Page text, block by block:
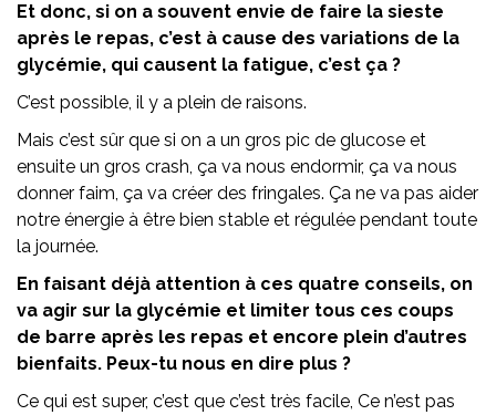
Et donc, si on a souvent envie de faire la sieste
après le repas, c’est à cause des variations de la
glycémie, qui causent la fatigue, c’est ça ?
C’est possible, il y a plein de raisons.
Mais c’est sûr que si on a un gros pic de glucose et
ensuite un gros crash, ça va nous endormir, ça va nous
donner faim, ça va créer des fringales. Ça ne va pas aider
notre énergie à être bien stable et régulée pendant toute
la journée.
En faisant déjà attention à ces quatre conseils, on
va agir sur la glycémie et limiter tous ces coups
de barre après les repas et encore plein d’autres
bienfaits. Peux-tu nous en dire plus ?
Ce qui est super, c’est que c’est très facile, Ce n’est pas